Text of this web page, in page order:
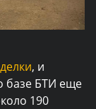
, и
базе БТИ еще
190